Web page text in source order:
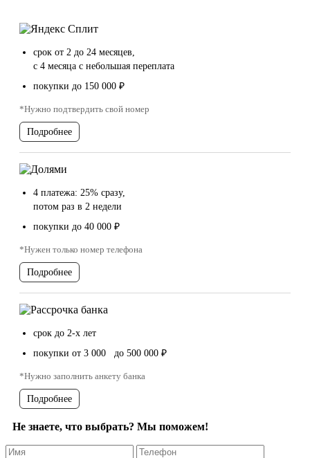
срок от 2 до 24 месяцев,
с 4 месяца с небольшая переплата
покупки до 150 000 ₽
*Нужно подтвердить свой номер
Подробнее
4 платежа: 25% сразу,
потом раз в 2 недели
покупки до 40 000 ₽
*Нужен только номер телефона
Подробнее
срок до 2-х лет
покупки от 3 000 до 500 000 ₽
*Нужно заполнить анкету банка
Подробнее
Не знаете, что выбрать? Мы поможем!